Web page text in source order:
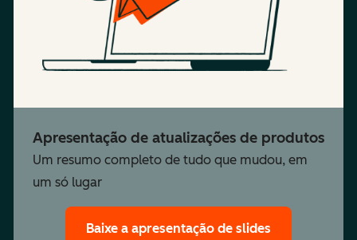
Apresentação de atualizações de produtos
Um resumo completo de tudo que mudou, em
um só lugar
Baixe a apresentação de slides